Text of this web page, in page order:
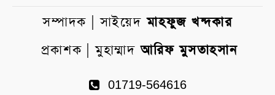
সম্পাদক | সাইয়েদমাহফুজ খন্দকার
প্রকাশক | মুহাম্মাদআরিফ মুসতাহসান
01719-564616